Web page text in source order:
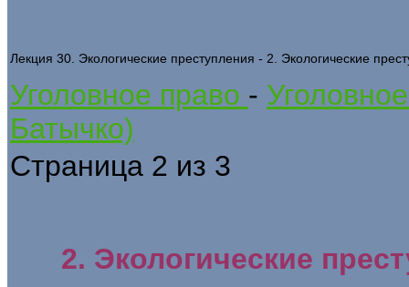
Лекция 30. Экологические преступления - 2. Экологические
Уголовное право -
Батычко)
Страница 2 из 3
2. Экологические